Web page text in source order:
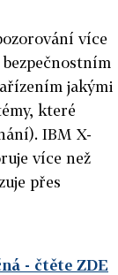
více
jakými
které
IBM X-
více než
přes
- čtěte ZDE